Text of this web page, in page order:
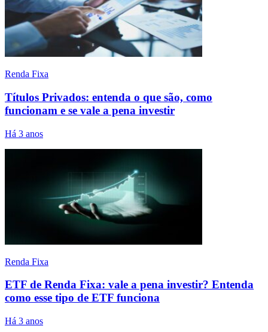
Renda Fixa
Títulos Privados: entenda o que são, como
funcionam e se vale a pena investir
Há 3 anos
Renda Fixa
ETF de Renda Fixa: vale a pena investir? Entenda
como esse tipo de ETF funciona
Há 3 anos